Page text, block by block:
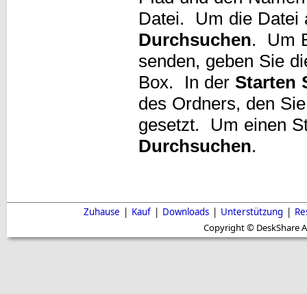
Datei. Um die Datei
Durchsuchen. Um
senden, geben Sie
Box. In der Starten
des Ordners, den
gesetzt. Um einen
Durchsuchen.
Zuhause | Kauf | Downloads | Unterstützung |
Copyright © DeskShare